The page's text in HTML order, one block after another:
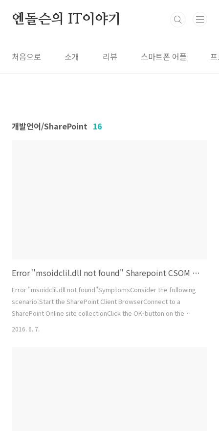
엔돌슨의 IT이야기
처음으로 소개 리뷰 스마트폰 어플
개발언어/SharePoint 16
Error "msoidclil.dll not found" Sharepoint CSOM 오류시
Error "msoidclil.dll not found"SymptomsConsider the following
scenario:Start the SharePoint Client BrowserConnect to a
SharePoint Online site collectionClick the OK-button on the
"Add Site Collection" dialogIn this scenario, you may receive
2016. 6. 7.